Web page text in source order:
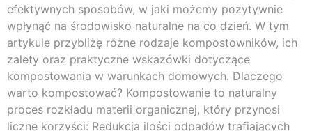
efektywnych sposobów, w jaki możemy pozytywnie
wpłynąć na środowisko naturalne na co dzień. W tym
artykule przybliżę różne rodzaje kompostowników, ich
zalety oraz praktyczne wskazówki dotyczące
kompostowania w warunkach domowych. Dlaczego
warto kompostować? Kompostowanie to naturalny
proces rozkładu materii organicznej, który przynosi
liczne korzyści: Redukcja ilości odpadów trafiających